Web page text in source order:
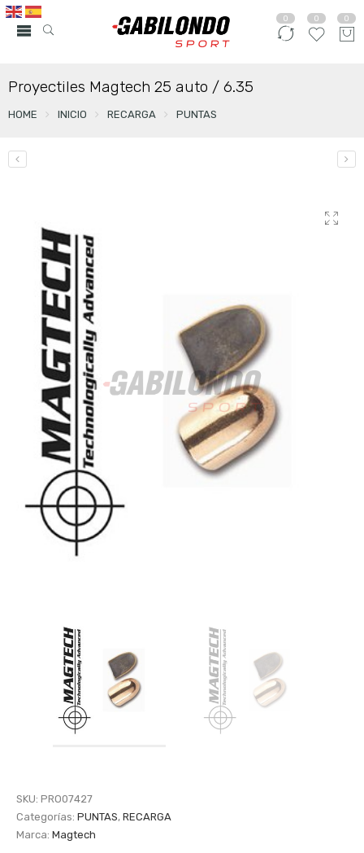
0 0 0
Proyectiles Magtech 25 auto / 6.35
HOME INICIO RECARGA PUNTAS
SKU: PRO07427
Categorías: PUNTAS, RECARGA
Marca: Magtech